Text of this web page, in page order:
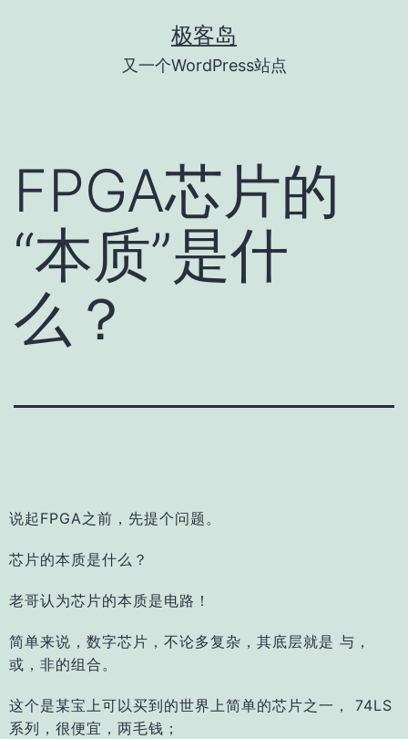
极客岛
又一个WordPress站点
FPGA芯片的
“本质”是什
么？
说起FPGA之前，先提个问题。
芯片的本质是什么？
老哥认为芯片的本质是电路！
简单来说，数字芯片，不论多复杂，其底层就是 与，
或，非的组合。
这个是某宝上可以买到的世界上简单的芯片之一， 74LS
系列，很便宜，两毛钱；